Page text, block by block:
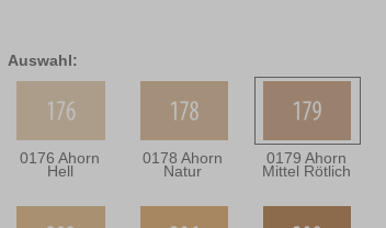
Auswahl:
0176 Ahorn
Hell
0178 Ahorn
Natur
0179 Ahorn
Mittel Rötlich